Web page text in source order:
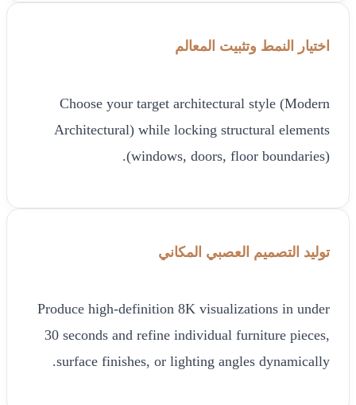
اختيار النمط وتثبيت المعالم
Choose your target architectural style (Modern
Architectural) while locking structural elements
(windows, doors, floor boundaries).
توليد التصميم العصبي المكاني
Produce high-definition 8K visualizations in under
30 seconds and refine individual furniture pieces,
surface finishes, or lighting angles dynamically.